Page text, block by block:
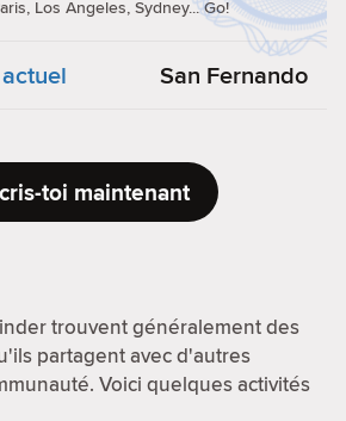
Los Angeles, Sydney... Go!
San Fernando
toi maintenant
trouvent généralement des
partagent avec d'autres
Voici quelques activités